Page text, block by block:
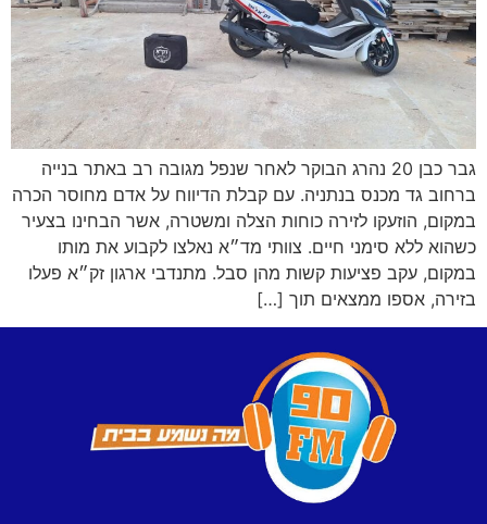
גבר כבן 20 נהרג הבוקר לאחר שנפל מגובה רב באתר בנייה
ברחוב גד מכנס בנתניה. עם קבלת הדיווח על אדם מחוסר הכרה
במקום, הוזעקו לזירה כוחות הצלה ומשטרה, אשר הבחינו בצעיר
כשהוא ללא סימני חיים. צוותי מד״א נאלצו לקבוע את מותו
במקום, עקב פציעות קשות מהן סבל. מתנדבי ארגון זק״א פעלו
בזירה, אספו ממצאים תוך […]